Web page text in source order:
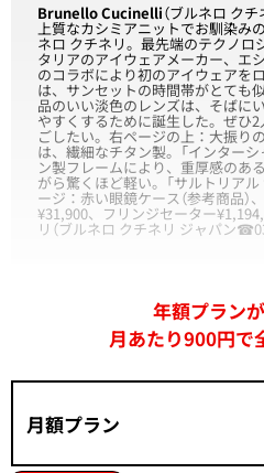
Brunello Cucinelli（ブルネロ クチ
上質なカシミアニットでお馴染み
ネロ クチネリ。最先端のテクノロ
タリアのアイウェアメーカー、エ
のコラボにより初のアイウェアを
は、サンセットの時間帯がとても
品のいい淡色のレンズは、そばに
やすくするために誕生した。ぜひ
ごしたい。右ページの上：大振り
は、繊細なチタン製。「インター
ン製フレームにより、重厚感のあ
がら驚くほど軽い。「サルトリア
ージ：赤い眼鏡ケース（参考商品）
¥31,900、フリンジセーター
リ（ブルネロ クチネリ ジャパン
年額プラン
月あたり900円で
月額プラン